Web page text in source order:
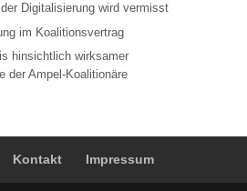
Digitalisierung wird vermisst
im Koalitionsvertrag
hinsichtlich wirksamer
der Ampel-Koalitionäre
Kontakt Impressum